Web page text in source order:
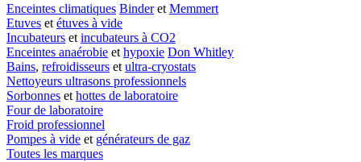
Enceintes climatiques Binderet Memmert
Etuves et étuves à vide
Incubateurs et incubateurs à CO2
Enceintes anaérobie et hypoxie Don Whitley
Bains, refroidisseurs et ultra-cryostats
Nettoyeurs ultrasons professionnels
Sorbonnes et hottes de laboratoire
Four de laboratoire
Froid professionnel
Pompes à vide et générateurs de gaz
Toutes les marques